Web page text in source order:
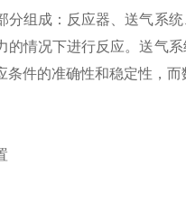
成：反应器、送气系统
的情况下进行反应。送气
条件的准确性和稳定性，